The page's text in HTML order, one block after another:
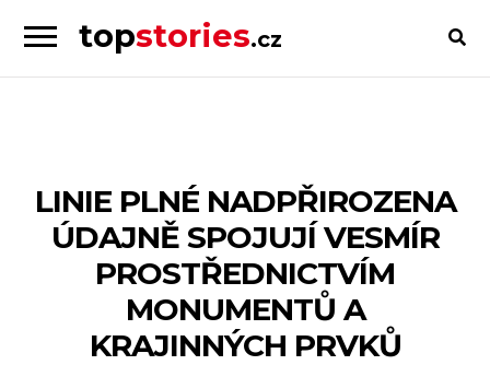
Skip
to
Skip
to
topstories.cz
lidi
LINIE PLNÉ NADPŘIROZENA
ÚDAJNĚ SPOJUJÍ VESMÍR
PROSTŘEDNICTVÍM
MONUMENTŮ A
KRAJINNÝCH PRVKŮ